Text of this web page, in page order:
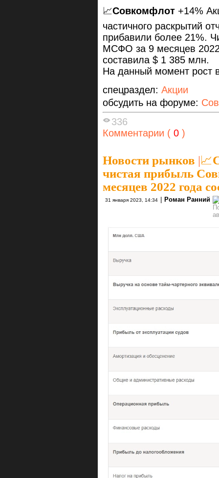
📈Совкомфлот +14%
частичного раскрытий
прибавили более 21%.
МСФО за 9 месяцев 2022
составила $ 1 385 млн.
На данный момент рост
спецраздел: Акции
обсудить на форуме:
336
Комментарии ( 0 )
Новости рынков |
чистая прибыль
месяцев 2022 года
31 января 2023, 14:34 Роман Ранний